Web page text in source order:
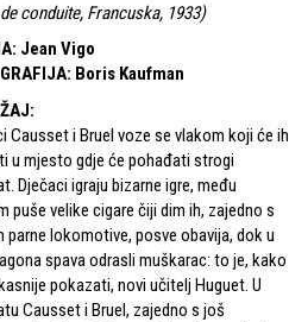
conduite, Francuska, 1933)
: Jean Vigo
: Boris Kaufman
:
Causset i Bruel voze se vlakom koji će ih
u mjesto gdje će pohađati strogi
Dječaci igraju bizarne igre, među
puše velike cigare čiji dim ih, zajedno s
parne lokomotive, posve obavija, dok u
spava odrasli muškarac: to je, kako
pokazati, novi učitelj Huguet. U
Causset i Bruel, zajedno s još